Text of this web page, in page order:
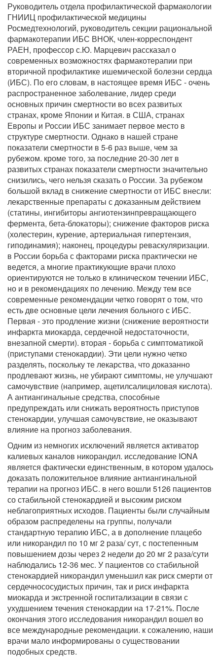
Руководитель отдела профилактической фармакологии
ГНИИЦ профилактической медицины
Росмедтехнологий, руководитель секции рациональной
фармакотерапии ИБС ВНОК, член-корреспондент
РАЕН, профессор с.Ю. Марцевич рассказал о
современных возможностях фармакотерапии при
вторичной профилактике ишемической болезни сердца
(ИБС). По его словам, в настоящее время ИБС - очень
распространенное заболевание, лидер среди
основных причин смертности во всех развитых
странах, кроме Японии и Китая. в США, странах
Европы и России ИБС занимает первое место в
структуре смертности. Однако в нашей стране
показатели смертности в 5-6 раз выше, чем за
рубежом. кроме того, за последние 20-30 лет в
развитых странах показатели смертности значительно
снизились, чего нельзя сказать о России. За рубежом
большой вклад в снижение смертности от ИБС внесли:
лекарственные препараты с доказанным действием
(статины, ингибиторы ангиотензинпревращающего
фермента, бета-блокаторы); снижение факторов риска
(холестерин, курение, артериальная гипертензия,
гиподинамия); наконец, процедуры реваскуляризации.
в России борьба с факторами риска практически не
ведется, а многие практикующие врачи плохо
ориентируются не только в клиническом течении ИБС,
но и в рекомендациях по лечению. Между тем все
современные рекомендации четко говорят о том, что
есть две основные цели лечения больного с ИБС.
Первая - это продление жизни (снижение вероятности
инфаркта миокарда, сердечной недостаточности,
внезапной смерти). вторая - борьба с симптоматикой
(приступами стенокардии). Эти цели нужно четко
разделять, поскольку те лекарства, что доказанно
продлевают жизнь, не убирают симптомы, не улучшают
самочувствие (например, ацетилсалициловая кислота).
А антиангинальные средства, способные
предупреждать или снижать вероятность приступов
стенокардии, улучшая самочувствие, не оказывают
влияние на прогноз заболевания.
Одним из немногих исключений является активатор
калиевых каналов никорандил. исследование IONA
является фактически единственным, в котором удалось
доказать положительное влияние антиангинальной
терапии на прогноз ИБС. в него вошли 5126 пациентов
со стабильной стенокардией и высоким риском
неблагоприятных исходов. Пациенты были случайным
образом распределены на группы, получали
стандартную терапию ИБС, а в дополнение плацебо
или никорандил по 10 мг 2 раза/ сут, с постепенным
повышением дозы через 2 недели до 20 мг 2 раза/сути
наблюдались 12-36 мес. У пациентов со стабильной
стенокардией никорандил уменьшил как риск смерти от
сердечнососудистых причин, так и риск инфаркта
миокарда и экстренной госпитализации в связи с
ухудшением течения стенокардии на 17-21%. После
окончания этого исследования никорандил вошел во
все международные рекомендации. к сожалению, наши
врачи мало информированы о существовании
подобных средств.